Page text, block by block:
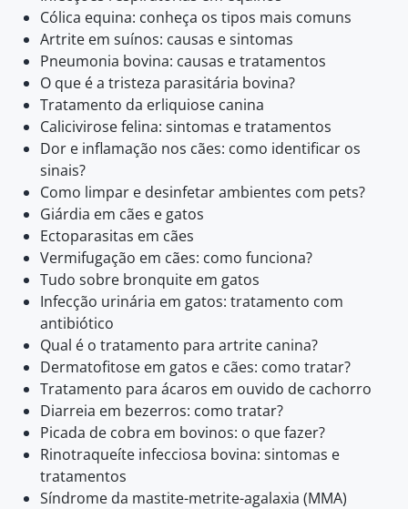
Cólica equina: conheça os tipos mais comuns
Artrite em suínos: causas e sintomas
Pneumonia bovina: causas e tratamentos
O que é a tristeza parasitária bovina?
Tratamento da erliquiose canina
Calicivirose felina: sintomas e tratamentos
Dor e inflamação nos cães: como identificar os
sinais?
Como limpar e desinfetar ambientes com pets?
Giárdia em cães e gatos
Ectoparasitas em cães
Vermifugação em cães: como funciona?
Tudo sobre bronquite em gatos
Infecção urinária em gatos: tratamento com
antibiótico
Qual é o tratamento para artrite canina?
Dermatofitose em gatos e cães: como tratar?
Tratamento para ácaros em ouvido de cachorro
Diarreia em bezerros: como tratar?
Picada de cobra em bovinos: o que fazer?
Rinotraqueíte infecciosa bovina: sintomas e
tratamentos
Síndrome da mastite-metrite-agalaxia (MMA)